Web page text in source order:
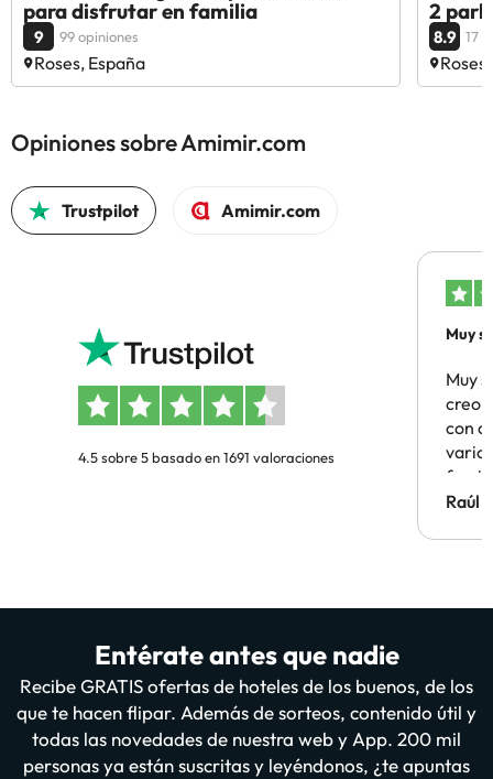
para disfrutar en familia
9 99 opiniones
Roses, España
2
8.9 17
Opiniones sobre Amimir.com
Trustpilot Amimir.com
4.5 sobre 5 basado en 1691 valoraciones
Muy
Muy
creo
con
Hotel
Raúl
Entérate antes que nadie
Recibe GRATIS ofertas de hoteles de los buenos, de los
que te hacen flipar. Además de sorteos, contenido útil y
todas las novedades de nuestra web y App. 200 mil
personas ya están suscritas y leyéndonos, ¿te apuntas